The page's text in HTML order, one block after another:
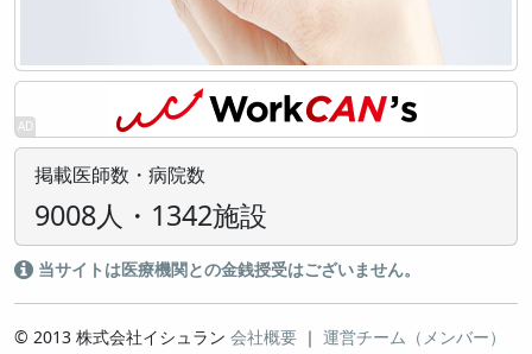
掲載医師数・病院数
9008人・1342施設
当サイトは医療機関との金銭授受はございません。
© 2013 株式会社イシュラン 会社概要 ｜ 運営チーム（メンバー）